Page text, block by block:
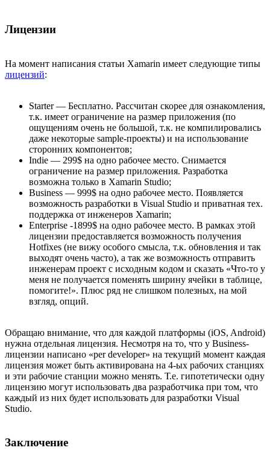
Лицензии
На момент написания статьи Xamarin имеет следующие типы
лицензий:
Starter — Бесплатно. Рассчитан скорее для ознакомления,
т.к. имеет ограничение на размер приложения (по
ощущениям очень не большой, т.к. не компилировались
даже некоторые sample-проекты) и на использование
сторонних компонентов;
Indie — 299$ на одно рабочее место. Снимается
ограничение на размер приложения. Разработка
возможна только в Xamarin Studio;
Business — 999$ на одно рабочее место. Появляется
возможность разработки в Visual Studio и приватная тех.
поддержка от инженеров Xamarin;
Enterprise -1899$ на одно рабочее место. В рамках этой
лицензии предоставляется возможность получения
Hotfixes (не вижу особого смысла, т.к. обновления и так
выходят очень часто), а так же возможность отправить
инженерам проект с исходным кодом и сказать «Что-то у
меня не получается поменять ширину ячейки в таблице,
помогите!». Плюс ряд не слишком полезных, на мой
взгляд, опций.
Обращаю внимание, что для каждой платформы (iOS, Android)
нужна отдельная лицензия. Несмотря на то, что у Business-
лицензии написано «per developer» на текущий момент каждая
лицензия может быть активирована на 4-ых рабочих станциях
и эти рабочие станции можно менять. Т.е. гипотетически одну
лицензию могут использовать два разработчика при том, что
каждый из них будет использовать для разработки Visual
Studio.
Заключение